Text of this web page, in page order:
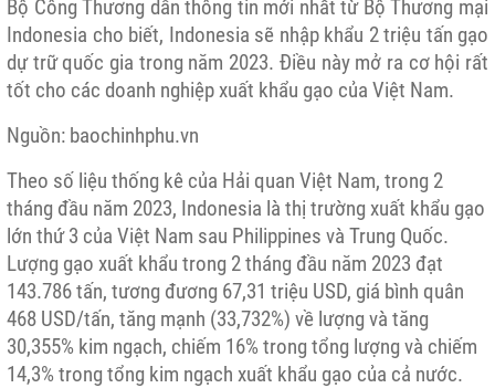
Bộ Công Thương dẫn thông tin mới nhất từ Bộ Thương mại
Indonesia cho biết, Indonesia sẽ nhập khẩu 2 triệu tấn gạo
dự trữ quốc gia trong năm 2023. Điều này mở ra cơ hội rất
tốt cho các doanh nghiệp xuất khẩu gạo của Việt Nam.
Nguồn: baochinhphu.vn
Theo số liệu thống kê của Hải quan Việt Nam, trong 2
tháng đầu năm 2023, Indonesia là thị trường xuất khẩu gạo
lớn thứ 3 của Việt Nam sau Philippines và Trung Quốc.
Lượng gạo xuất khẩu trong 2 tháng đầu năm 2023 đạt
143.786 tấn, tương đương 67,31 triệu USD, giá bình quân
468 USD/tấn, tăng mạnh (33,732%) về lượng và tăng
30,355% kim ngạch, chiếm 16% trong tổng lượng và chiếm
14,3% trong tổng kim ngạch xuất khẩu gạo của cả nước.